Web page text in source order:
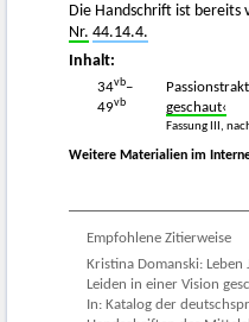
Die Handschrift ist bereits
Nr. 44.14.4.
Inhalt:
34vb–
49vb
geschaut‹
Fassung III,
Weitere Materialien im
Empfohlene Zitierweise
Kristina Domanski: Leben
Leiden in einer Vision
In: Katalog der